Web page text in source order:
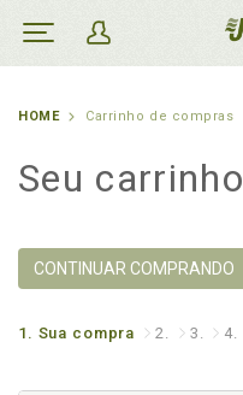
HOME Carrinho de compras
Seu carrinho
CONTINUAR COMPRANDO
1. Sua compra 2. 3. 4.